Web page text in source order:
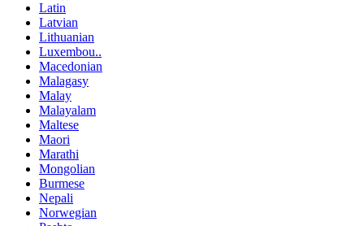
Latin
Latvian
Lithuanian
Luxembou..
Macedonian
Malagasy
Malay
Malayalam
Maltese
Maori
Marathi
Mongolian
Burmese
Nepali
Norwegian